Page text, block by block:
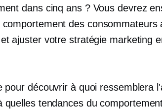
dans cinq ans ? Vous devrez
des consommateurs
ajuster votre stratégie marketing
pour découvrir à quoi ressemblera
quelles tendances du